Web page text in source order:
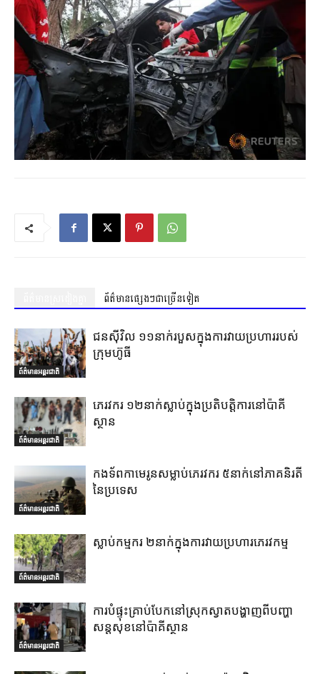
ព័ត៌មានផ្សេងៗជាច្រើនទៀត
ព័ត៌មានអន្តរជាតិ
ជនស៊ីវិល ១១នាក់របួសក្នុងការវាយប្រហាររបស់
ក្រុមហ៊ូធី
ព័ត៌មានអន្តរជាតិ
ភេរវករ ១២នាក់ស្លាប់ក្នុងប្រតិបត្តិការនៅប៉ាគី
ស្ថាន
ព័ត៌មានអន្តរជាតិ
កងទ័ពកាមេរូនសម្លាប់ភេរវករ ៥នាក់នៅភាគនិរតី
នៃប្រទេស
ព័ត៌មានអន្តរជាតិ
ស្លាប់កម្មករ ២នាក់ក្នុងការវាយប្រហារភេរវកម្ម
ព័ត៌មានអន្តរជាតិ
ការបំផ្ទុះគ្រាប់បែកនៅស្រុកស្វាតបង្ហាញពីបញ្ហា
សន្តសុខនៅប៉ាគីស្ថាន